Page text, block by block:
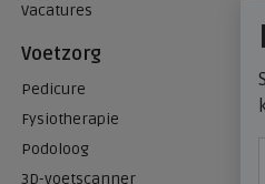
Vacatures
Voetzorg
Pedicure
Fysiotherapie
Podoloog
3D-voetscanner